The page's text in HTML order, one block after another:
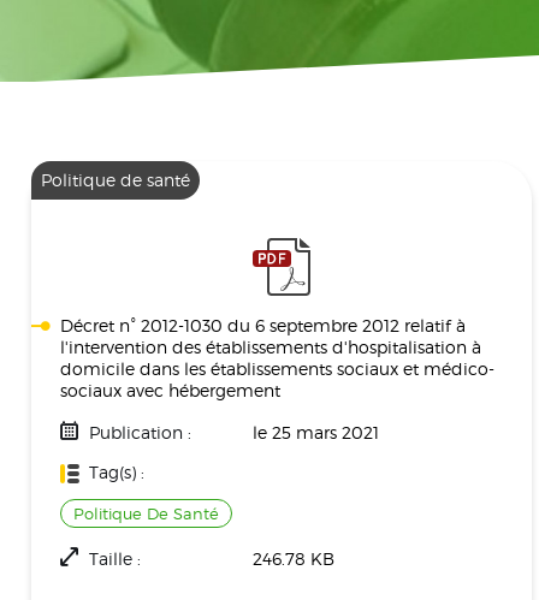
Politique de santé
Décret n° 2012-1030 du 6 septembre 2012 relatif à
l'intervention des établissements d'hospitalisation à
domicile dans les établissements sociaux et médico-
sociaux avec hébergement
Publication :
le 25 mars 2021
Tag(s) :
Politique De Santé
Taille : 246.78 KB